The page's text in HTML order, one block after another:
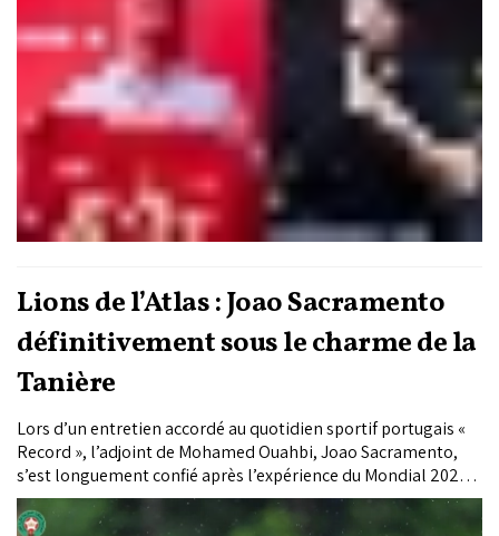
Lions de l’Atlas : Joao Sacramento
définitivement sous le charme de la
Tanière
Lors d’un entretien accordé au quotidien sportif portugais «
Record », l’adjoint de Mohamed Ouahbi, Joao Sacramento,
s’est longuement confié après l’expérience du Mondial 2026
avec la sélection nationale marocaine. Le technicien
lusitanien a balayé d’un revers de main toutes les allégations